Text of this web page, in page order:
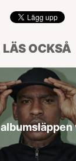
LÄS OCKSÅ